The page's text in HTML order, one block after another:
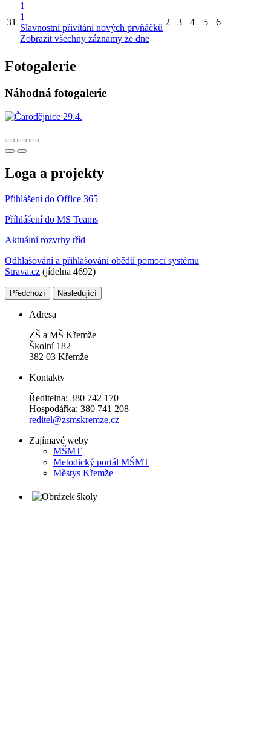
31
1
1
Slavnostní přivítání nových prvňáčků
Zobrazit všechny záznamy ze dne
2 3 4 5 6
Fotogalerie
Náhodná fotogalerie
Loga a projekty
Přihlášení do Office 365
Příhlášení do MS Teams
Aktuální rozvrhy tříd
Odhlašování a přihlašování obědů pomocí systému
Strava.cz (jídelna 4692)
Předchozí Následující
Adresa
ZŠ a MŠ Křemže
Školní 182
382 03 Křemže
Kontakty
Ředitelna: 380 742 170
Hospodářka: 380 741 208
reditel@zsmskremze.cz
Zajímavé weby
MŠMT
Metodický portál MŠMT
Městys Křemže